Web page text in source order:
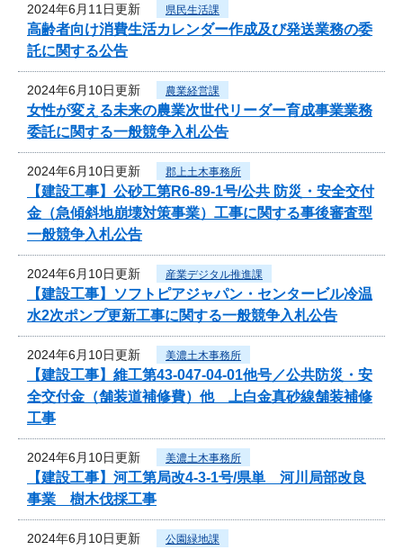
2024年6月11日更新 県民生活課
高齢者向け消費生活カレンダー作成及び発送業務の委
託に関する公告
2024年6月10日更新 農業経営課
女性が変える未来の農業次世代リーダー育成事業業務
委託に関する一般競争入札公告
2024年6月10日更新 郡上土木事務所
【建設工事】公砂工第R6-89-1号/公共 防災・安全交付
金（急傾斜地崩壊対策事業）工事に関する事後審査型
一般競争入札公告
2024年6月10日更新 産業デジタル推進課
【建設工事】ソフトピアジャパン・センタービル冷温
水2次ポンプ更新工事に関する一般競争入札公告
2024年6月10日更新 美濃土木事務所
【建設工事】維工第43-047-04-01他号／公共防災・安
全交付金（舗装道補修費）他 上白金真砂線舗装補修
工事
2024年6月10日更新 美濃土木事務所
【建設工事】河工第局改4-3-1号/県単 河川局部改良
事業 樹木伐採工事
2024年6月10日更新 公園緑地課